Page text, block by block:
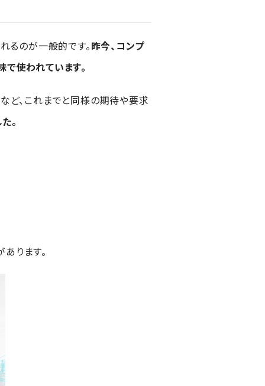
るのが一般的です。昨今、コンプ
使われています。
ど、これまでと同様の期待や要求
。
ります。